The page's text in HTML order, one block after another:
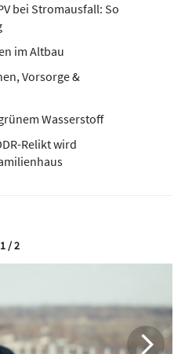
bei Stromausfall: So
im Altbau
Vorsorge &
Wasserstoff
Relikt wird
1 / 2